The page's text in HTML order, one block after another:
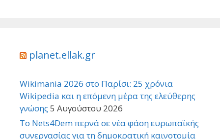
planet.ellak.gr
Wikimania 2026 στο Παρίσι: 25 χρόνια
Wikipedia και η επόμενη μέρα της ελεύθερης
γνώσης 5 Αυγούστου 2026
Το Nets4Dem περνά σε νέα φάση ευρωπαϊκής
συνεργασίας για τη δημοκρατική καινοτομία